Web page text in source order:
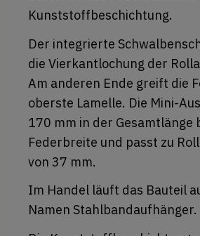
Kunststoffbeschichtung.
Der integrierte
die Vierkantlochung der
Am anderen Ende greift die
oberste Lamelle. Die Mini-
170 mm in der Gesamtlänge
Federbreite und passt zu
von 37 mm.
Im Handel läuft das Bauteil
Namen Stahlbandaufhänger.